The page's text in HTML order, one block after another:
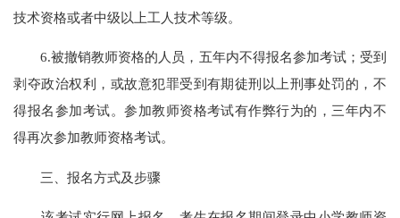
技术资格或者中级以上工人技术等级。
6.被撤销教师资格的人员，五年内不得报名参加考试；受到
剥夺政治权利，或故意犯罪受到有期徒刑以上刑事处罚的，不
得报名参加考试。参加教师资格考试有作弊行为的，三年内不
得再次参加教师资格考试。
三、报名方式及步骤